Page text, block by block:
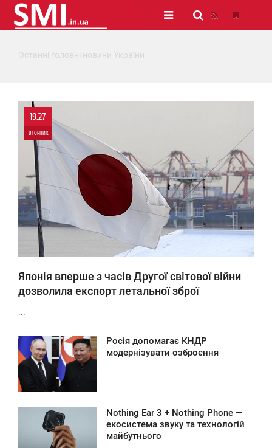
Останні головні новини України
19:27
ВТОРНИК
0
0
Японія вперше з часів Другої світової війни
дозволила експорт летальної зброї
...
Росія допомагає КНДР
модернізувати озброєння
Nothing Ear 3 + Nothing Phone —
екосистема звуку та технологій
майбутнього